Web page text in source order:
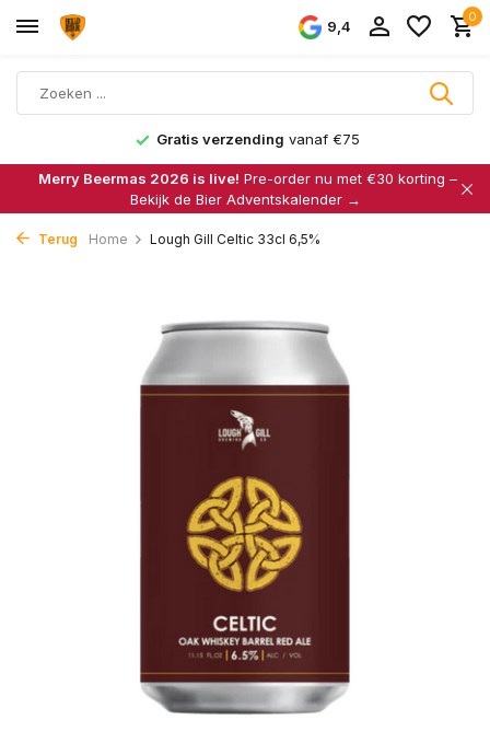
9,4
0
Gratis verzending vanaf €75
Merry Beermas 2026 is live! Pre-order nu met €30 korting –
Bekijk de Bier Adventskalender →
Terug Home Lough Gill Celtic 33cl 6,5%